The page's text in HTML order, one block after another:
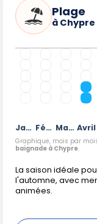
Plage
à Chypre
Janvier Février Mars Avril
Graphique, mois par
baignade à Chypre.
La saison idéale
l'automne, avec
animées.